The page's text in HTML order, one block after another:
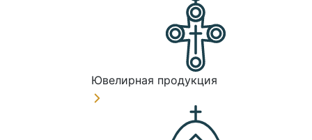
Ювелирная продукция